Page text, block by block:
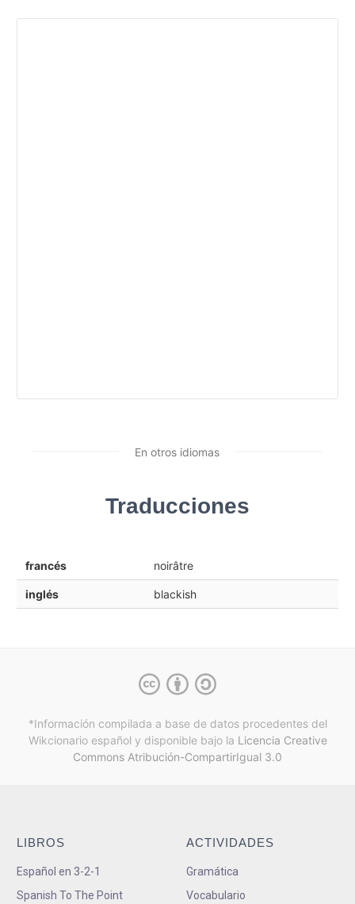
En otros idiomas
Traducciones
francés noirâtre
inglés blackish
*Información compilada a base de datos procedentes del
Wikcionario español y disponible bajo la Licencia Creative
Commons Atribución-CompartirIgual 3.0
LIBROS
Español en 3-2-1
Spanish To The Point
ACTIVIDADES
Gramática
Vocabulario